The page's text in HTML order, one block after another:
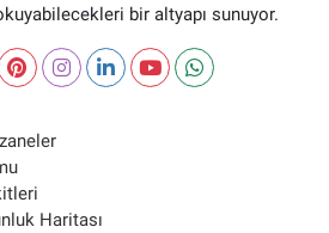
bir altyapı sunuyor.
Haritası